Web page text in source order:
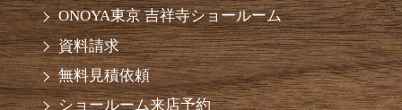
ONOYA東京 吉祥寺ショールーム
資料請求
無料見積依頼
ショールーム来店予約